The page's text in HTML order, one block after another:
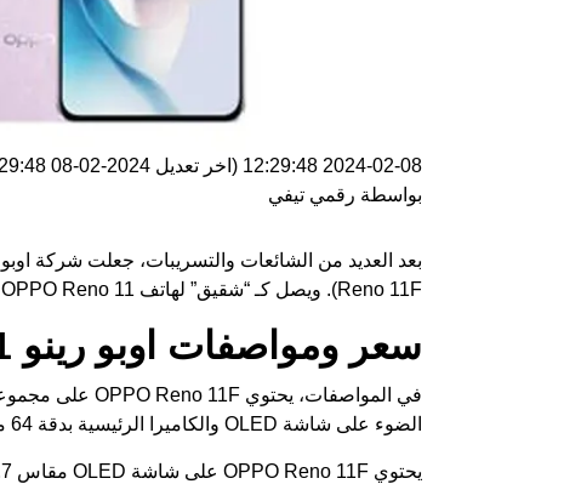
2024-02-08 12:29:48 (اخر تعديل 2024-02-08 12:29:48
بواسطة رقمي تيفي
Reno 11F). ويصل كـ “شقيق” لهاتف
OPPO Reno 11
سعر ومواصفات اوبو رينو 11 اف
الضوء على شاشة OLED والكاميرا الرئيسية بدقة 64 ميجابكسل ومقاومة الماء والغبار بمعاير IP65.